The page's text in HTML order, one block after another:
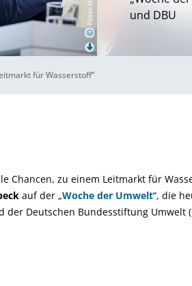
©
und DBU
für Wasserstoff“
Chancen, zu einem Leitmarkt für
auf der „Woche der Umwelt“, die
der Deutschen Bundesstiftung Umwelt